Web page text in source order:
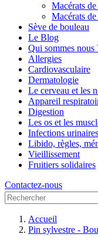
Macérats
Macérats
Sève de bouleau
Le Blog
Qui sommes nous
Allergies
Cardiovasculaire
Dermatologie
Le cerveau et les
Appareil
Digestion
Les os et les
Infections urinaires
Libido, règles,
Vieillissement
Fruitiers solidaires
Contactez-nous
Accueil
Pin sylvestre -